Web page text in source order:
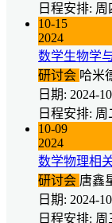
日程安排: 周
10-15
2024
数学生物学
研讨会 哈米
日期: 2024-
日程安排: 周
10-09
2024
数学物理相
研讨会 唐鑫
日期: 2024-
日程安排: 周